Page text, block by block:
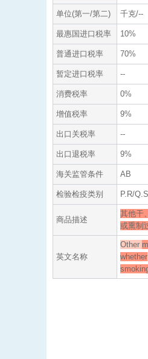
单位(第一/第二) 千克/--
最惠国进口税率 10%
普通进口税率 70%
暂定进口税率 --
消费税率 0%
增值税率 9%
出口关税率 --
出口退税率 9%
海关监管条件 AB
检验检疫类别 P.R/Q.S
商品描述
其他干
或熏制
英文名称
Other
whether